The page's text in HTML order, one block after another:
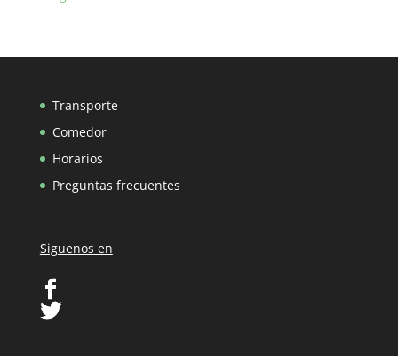
Transporte
Comedor
Horarios
Preguntas frecuentes
Siguenos en